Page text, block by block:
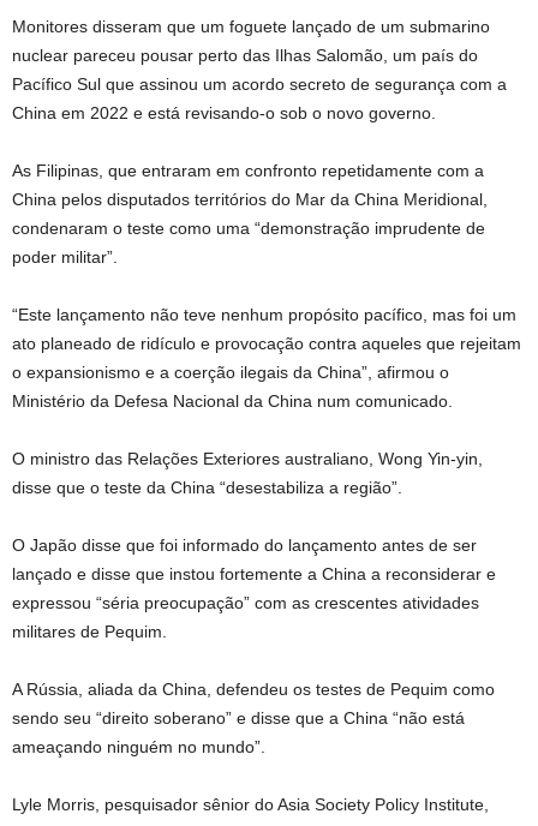
Monitores disseram que um foguete lançado de um submarino
nuclear pareceu pousar perto das Ilhas Salomão, um país do
Pacífico Sul que assinou um acordo secreto de segurança com a
China em 2022 e está revisando-o sob o novo governo.
As Filipinas, que entraram em confronto repetidamente com a
China pelos disputados territórios do Mar da China Meridional,
condenaram o teste como uma “demonstração imprudente de
poder militar”.
“Este lançamento não teve nenhum propósito pacífico, mas foi um
ato planeado de ridículo e provocação contra aqueles que rejeitam
o expansionismo e a coerção ilegais da China”, afirmou o
Ministério da Defesa Nacional da China num comunicado.
O ministro das Relações Exteriores australiano, Wong Yin-yin,
disse que o teste da China “desestabiliza a região”.
O Japão disse que foi informado do lançamento antes de ser
lançado e disse que instou fortemente a China a reconsiderar e
expressou “séria preocupação” com as crescentes atividades
militares de Pequim.
A Rússia, aliada da China, defendeu os testes de Pequim como
sendo seu “direito soberano” e disse que a China “não está
ameaçando ninguém no mundo”.
Lyle Morris, pesquisador sênior do Asia Society Policy Institute,